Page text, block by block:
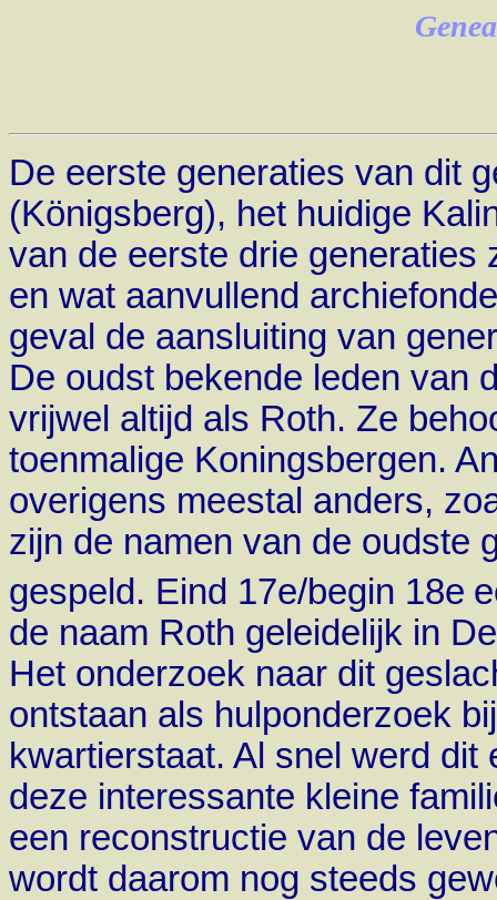
De eerste generaties van dit
(Königsberg), het huidige
van de eerste drie generaties
en wat aanvullend
geval de aansluiting van
De oudst bekende leden van
vrijwel altijd als Roth. Ze
toenmalige Koningsbergen.
overigens meestal anders,
zijn de namen van de oudste
gespeld. Eind 17e/begin 18e
de naam Roth geleidelijk in
Het onderzoek naar dit
ontstaan als hulponderzoek
kwartierstaat. Al snel werd
deze interessante kleine
een reconstructie van de
wordt daarom nog steeds